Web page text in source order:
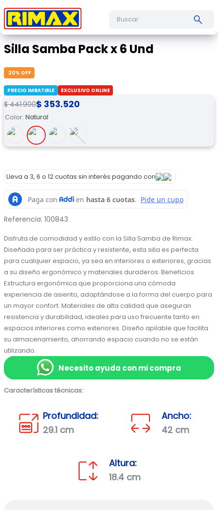
Silla Samba Pack x 6 Und
20% OFF
PRECIO IMBATIBLE EXCLUSIVO ONLINE
$ 441.900$ 353.520
Color: Natural
Lleva a 3, 6 o 12 cuotas sin interés pagando con
Referencia: 100843
Disfruta de comodidad y estilo con la Silla Samba de Rimax.
Diseñada para ser práctica y resistente, esta silla es perfecta
para cualquier espacio, ya sea en interiores o exteriores, gracias
a su diseño ergonómico y materiales duraderos. Beneficios
Estructura ergonómica que proporciona una cómoda
experiencia de asiento, adaptándose a la forma del cuerpo para
un mayor confort. Materiales de alta calidad que aseguran
resistencia y durabilidad, ideales para uso frecuente tanto en
espacios interiores como exteriores. Diseño apilable que facilita
su almacenamiento, ahorrando espacio cuando no se están
utilizando.
Necesito ayuda con mi compra
Características técnicas:
Profundidad:
29.1 cm
Ancho:
42 cm
Altura:
18.4 cm